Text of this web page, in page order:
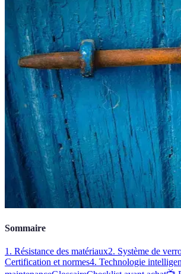
Sommaire
1. Résistance des matériaux2. Système de
Certification et normes4. Technologie